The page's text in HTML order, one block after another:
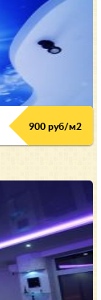
900 руб/м2